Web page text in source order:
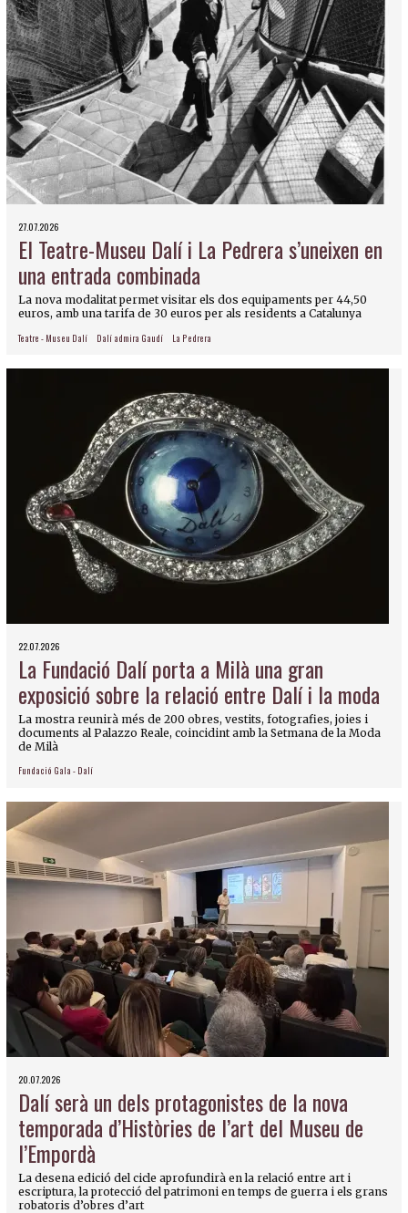
27.07.2026
El Teatre-Museu Dalí i La Pedrera s’uneixen en
una entrada combinada
La nova modalitat permet visitar els dos equipaments per 44,50
euros, amb una tarifa de 30 euros per als residents a Catalunya
Teatre - Museu Dalí Dalí admira Gaudí La Pedrera
22.07.2026
La Fundació Dalí porta a Milà una gran
exposició sobre la relació entre Dalí i la moda
La mostra reunirà més de 200 obres, vestits, fotografies, joies i
documents al Palazzo Reale, coincidint amb la Setmana de la Moda
de Milà
Fundació Gala - Dalí
20.07.2026
Dalí serà un dels protagonistes de la nova
temporada d’Històries de l’art del Museu de
l’Empordà
La desena edició del cicle aprofundirà en la relació entre art i
escriptura, la protecció del patrimoni en temps de guerra i els grans
robatoris d’obres d’art